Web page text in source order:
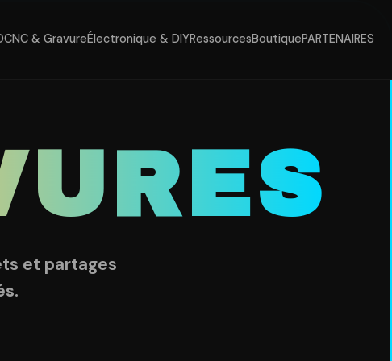
CNC & GravureÉlectronique & DIYRessourcesBoutiquePARTENAIRES
et partages